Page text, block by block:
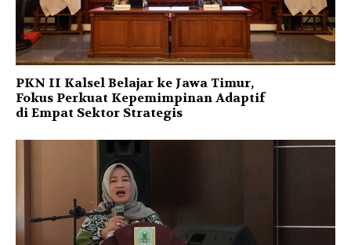
PKN II Kalsel Belajar ke Jawa Timur,
Fokus Perkuat Kepemimpinan Adaptif
di Empat Sektor Strategis